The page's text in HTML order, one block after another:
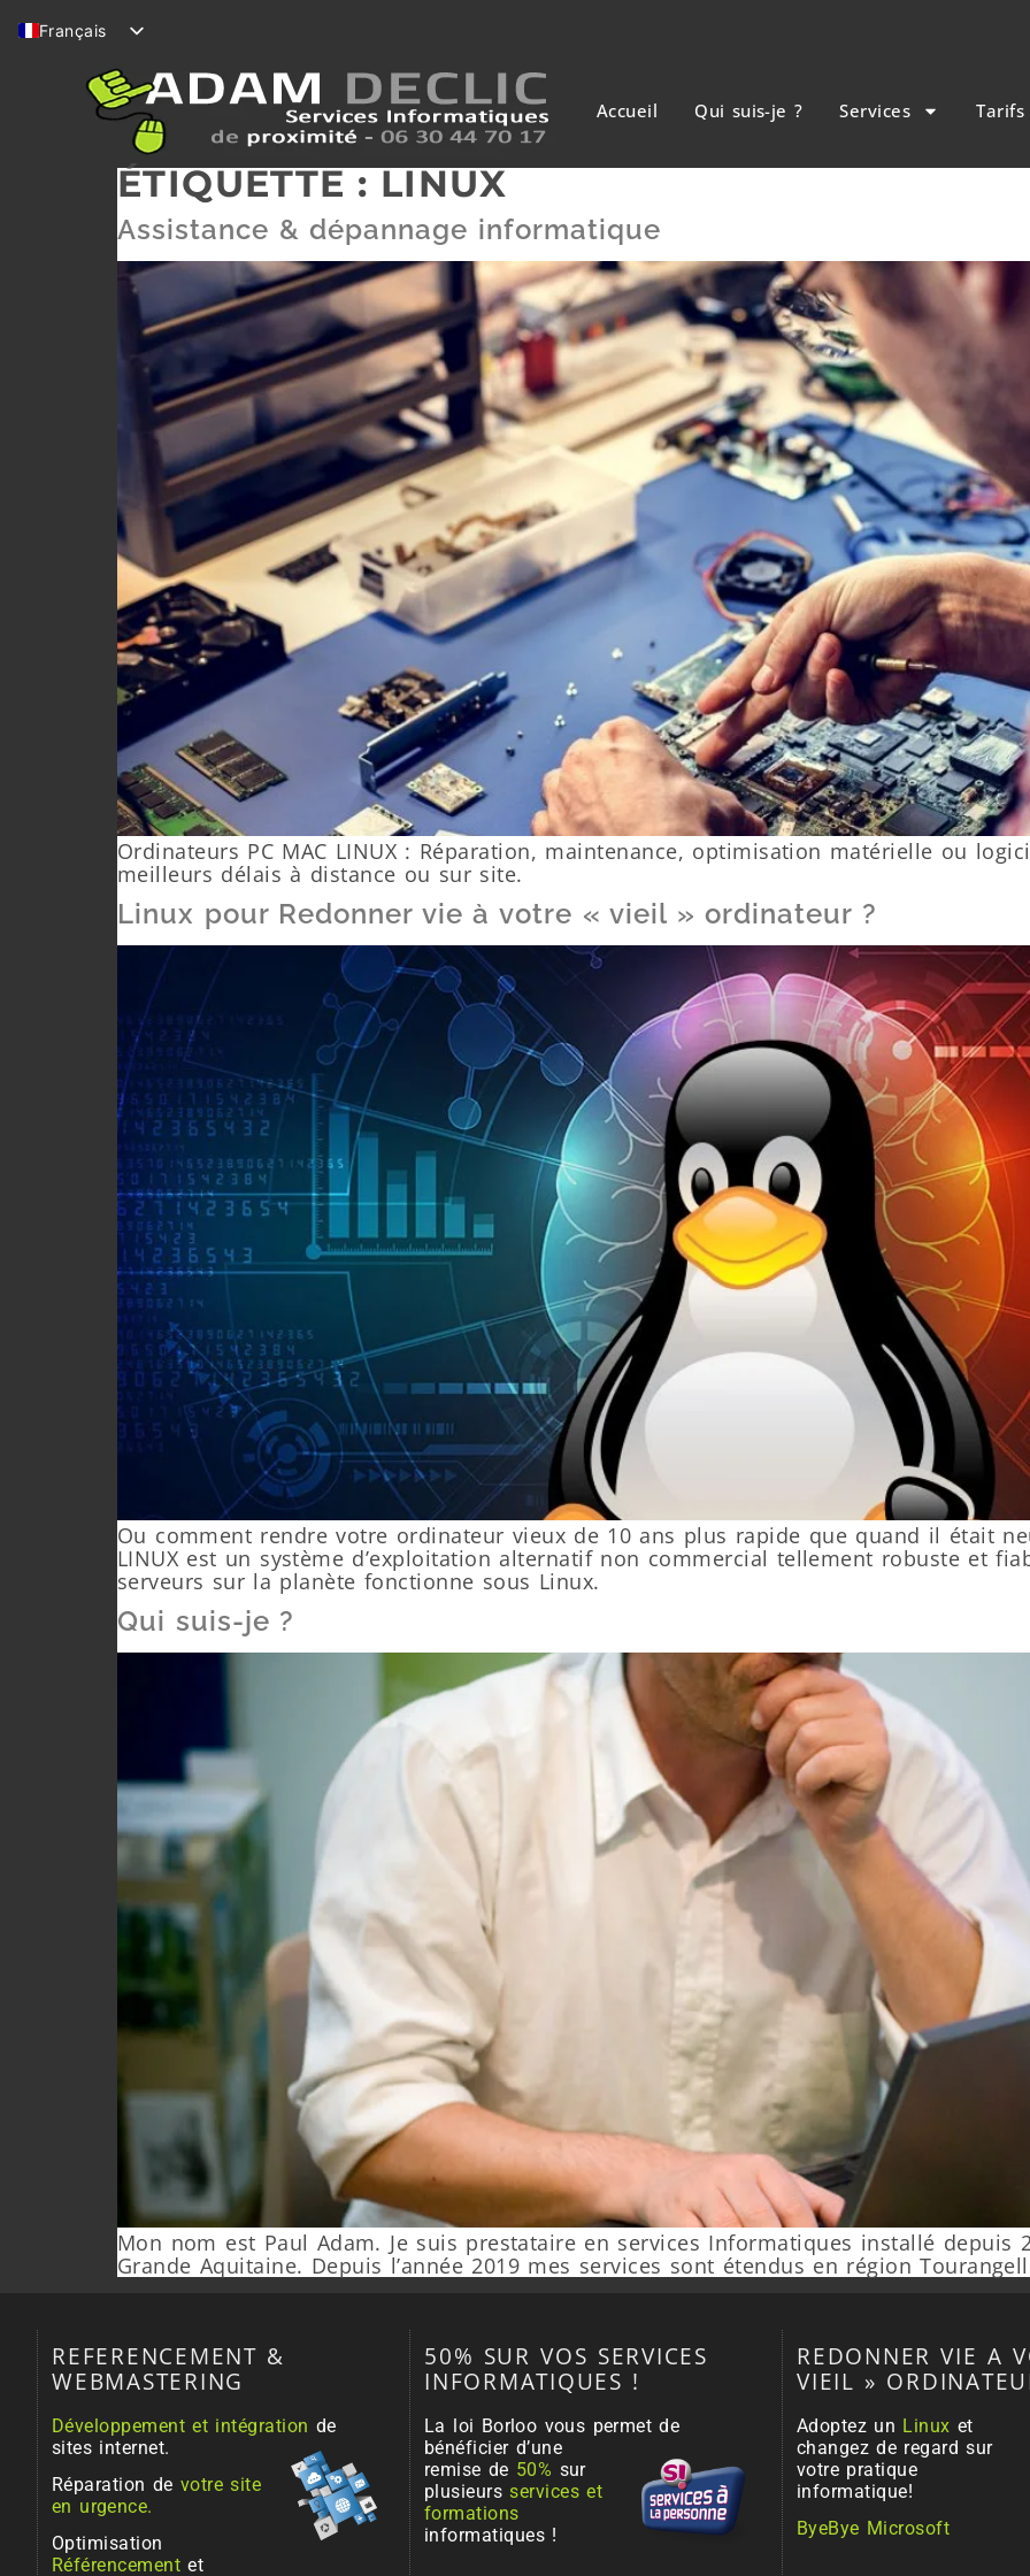
Français
English (UK)
Accueil Qui suis-je ? Services Tarifs
ÉTIQUETTE :LINUX
Assistance & dépannage informatique
Ordinateurs PC MAC LINUX : Réparation, maintenance, optimisation matérielle ou
meilleurs délais à distance ou sur site.
Linux pour Redonner vie à votre « vieil » ordinateur ?
Ou comment rendre votre ordinateur vieux de 10 ans plus rapide que quand il était
LINUX est un système d’exploitation alternatif non commercial tellement robuste et
serveurs sur la planète fonctionne sous Linux.
Qui suis-je ?
Mon nom est Paul Adam. Je suis prestataire en services Informatiques installé depuis
Grande Aquitaine. Depuis l’année 2019 mes services sont étendus en région
REFERENCEMENT &
WEBMASTERING
Développement et intégration de
sites internet.
Réparation de votre site
en urgence.
Optimisation
Référencement et
50% SUR VOS SERVICES
INFORMATIQUES !
La loi Borloo vous permet de
bénéficier d’une
remise de 50% sur
plusieursservices et
formations
informatiques !
REDONNER VIE A
VIEIL »
Adoptez un Linux et
changez de regard sur
votre pratique
informatique!
ByeBye Microsoft